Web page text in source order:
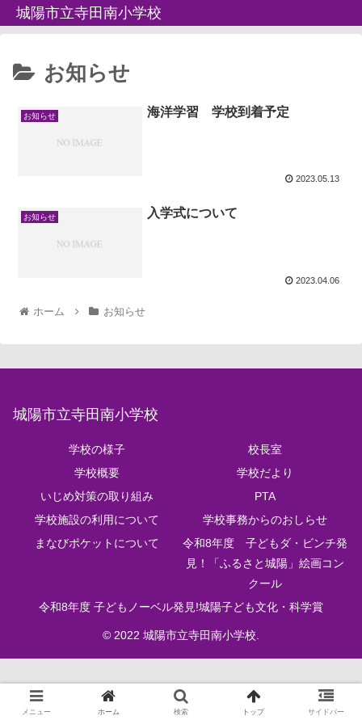
城陽市立寺田南小学校
お知らせ
お知らせ 海洋学習 学校到着予定
2023.05.13
お知らせ 入学式について
2023.04.06
ホーム お知らせ
城陽市立寺田南小学校
学校の様子
校長室
学校概要
学校だより
いじめ対策の取り組み
PTA
学校施設の利用について
学校事務からのおしらせ
まなびポケットについて
令和8年度 子どもダ・ビンチ発
見！「ふるさと城陽」絵画コン
クール
令和8年度 子どもノーベル発見!城陽子ども文化・科学賞
© 2022 城陽市立寺田南小学校.
メニュー ホーム 検索 トップ サイドバー